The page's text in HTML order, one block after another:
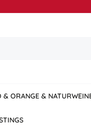
& ORANGE &